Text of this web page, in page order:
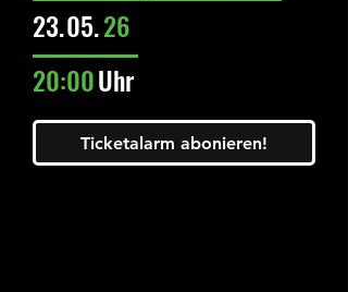
23.05.26
20:00Uhr
Ticketalarm abonieren!